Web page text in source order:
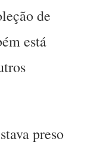
de
está
preso